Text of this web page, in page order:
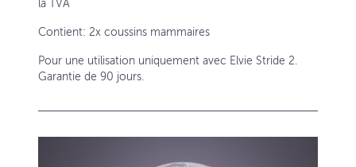
la TVA
Contient: 2x coussins mammaires
Pour une utilisation uniquement avec Elvie Stride 2.
Garantie de 90 jours.